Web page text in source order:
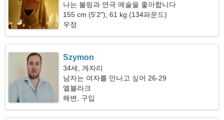
나는 볼링과 연극 예술을 좋아합니다
155 cm (5'2"), 61 kg (134파운드)
우정
Szymon
34세, 게자리
남자는 여자를 만나고 싶어 26-29
엘블라크
해변, 구입